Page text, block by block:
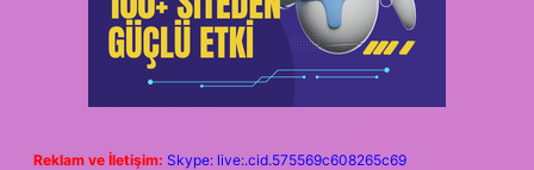
Reklam ve İletişim: Skype: live:.cid.575569c608265c69